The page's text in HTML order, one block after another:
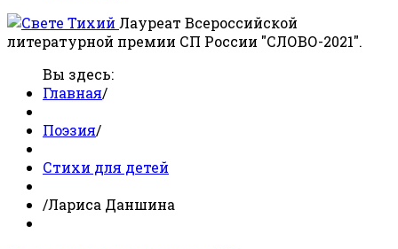
Лауреат Всероссийской
литературной премии СП России "СЛОВО-2021".
Вы здесь:
Главная/
Поэзия/
Стихи для детей
/Лариса Даншина